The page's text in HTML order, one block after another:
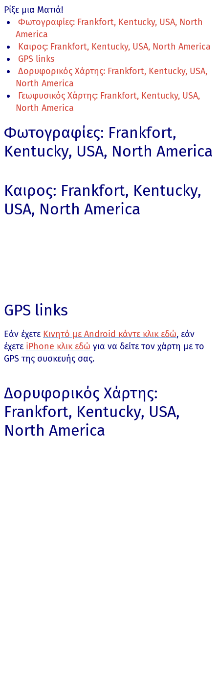
Ρίξε μια Ματιά!
Φωτογραφίες: Frankfort, Kentucky, USA, North
America
Καιρος: Frankfort, Kentucky, USA, North America
GPS links
Δορυφορικός Χάρτης: Frankfort, Kentucky, USA,
North America
Γεωφυσικός Χάρτης: Frankfort, Kentucky, USA,
North America
Φωτογραφίες: Frankfort,
Kentucky, USA, North America
Καιρος: Frankfort, Kentucky,
USA, North America
GPS links
Εάν έχετε Κινητό με Android κάντε κλικ εδώ, εάν
έχετε iPhone κλικ εδώ για να δείτε τον χάρτη με το
GPS της συσκευής σας.
Δορυφορικός Χάρτης:
Frankfort, Kentucky, USA,
North America